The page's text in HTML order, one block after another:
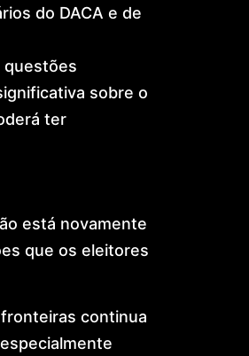
do DACA e de
questões
sobre o
ter
está novamente
que os eleitores
continua